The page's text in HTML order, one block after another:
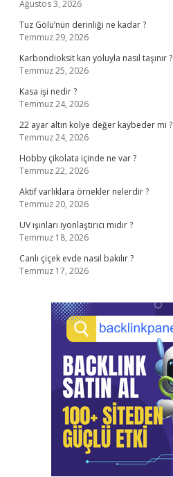
Ağustos 3, 2026
Tuz Gölü’nün derinliği ne kadar ?
Temmuz 29, 2026
Karbondioksit kan yoluyla nasıl taşınır ?
Temmuz 25, 2026
Kasa işi nedir ?
Temmuz 24, 2026
22 ayar altın kolye değer kaybeder mi ?
Temmuz 24, 2026
Hobby çikolata içinde ne var ?
Temmuz 22, 2026
Aktif varlıklara örnekler nelerdir ?
Temmuz 20, 2026
UV ışınları iyonlaştırıcı mıdır ?
Temmuz 18, 2026
Canlı çiçek evde nasıl bakılır ?
Temmuz 17, 2026